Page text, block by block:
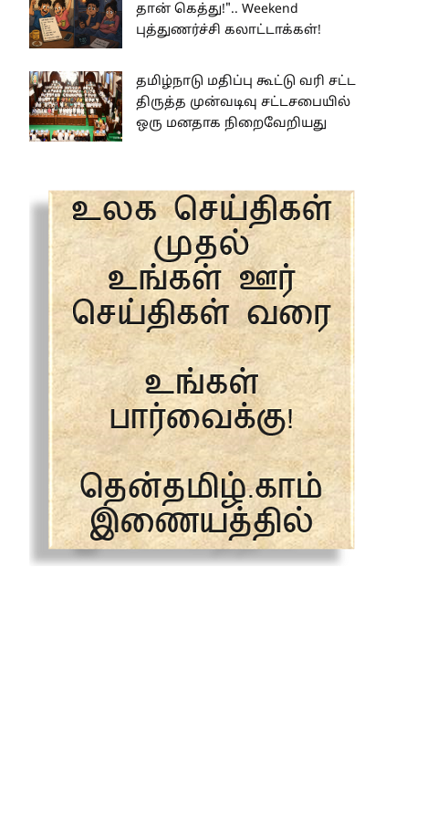
தான் கெத்து!".. Weekend
புத்துணர்ச்சி கலாட்டாக்கள்!
தமிழ்நாடு மதிப்பு கூட்டு வரி சட்ட
திருத்த முன்வடிவு சட்டசபையில்
ஒரு மனதாக நிறைவேறியது